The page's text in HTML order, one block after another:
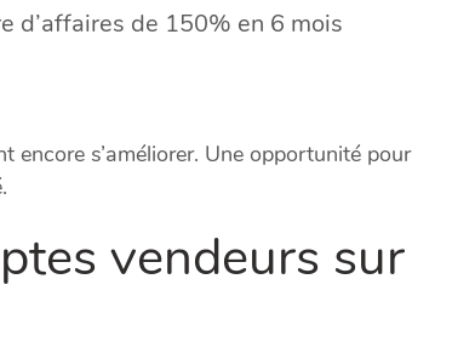
d’affaires de 150% en 6 mois
s’améliorer. Une opportunité pour
vendeurs sur